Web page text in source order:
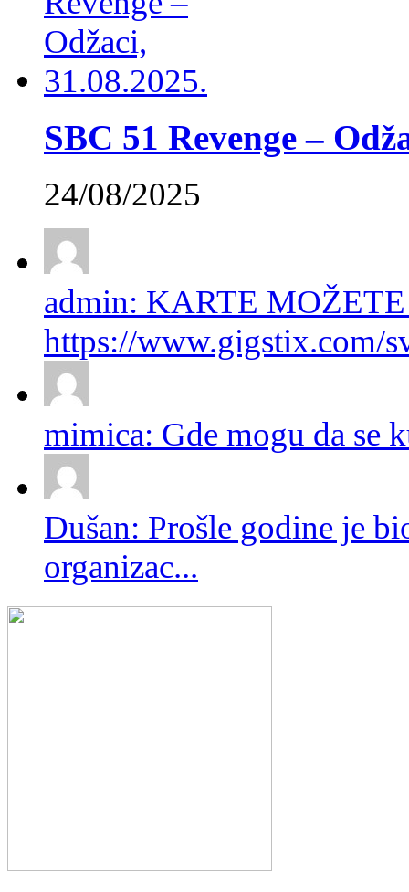
SBC 51 Revenge –
24/08/2025
admin: KARTE
https://www.gigstix.com/
mimica: Gde mogu da se
Dušan: Prošle godine je
organizac...